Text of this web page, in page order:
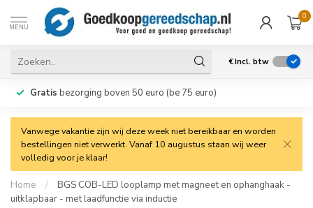
MENU
0
€Incl. btw
Gratis bezorging boven 50 euro (be 75 euro)
Vanwege vakantie zijn wij deze week niet bereikbaar en worden
bestellingen niet verwerkt. Vanaf 10 augustus staan wij weer
volledig voor je klaar!
Home /
BGS COB-LED looplamp met magneet en ophanghaak -
uitklapbaar - met laadfunctie via inductie